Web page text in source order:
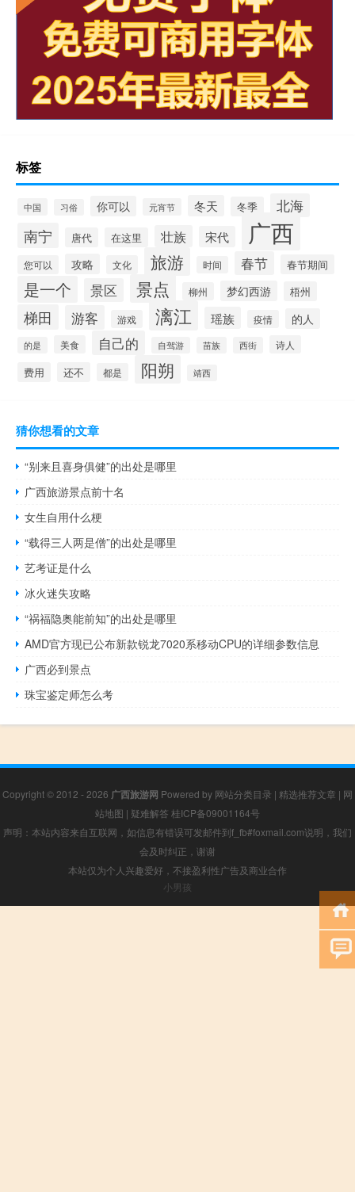
标签
中国 习俗 你可以 元宵节 冬天 冬季 北海
南宁 唐代 在这里 壮族 宋代 广西
您可以 攻略 文化 旅游 时间 春节 春节期间
是一个 景区 景点 柳州 梦幻西游 梧州
梯田 游客 游戏 漓江 瑶族 疫情 的人
的是 美食 自己的 自驾游 苗族 西街 诗人
费用 还不 都是 阳朔 靖西
猜你想看的文章
“别来且喜身俱健”的出处是哪里
广西旅游景点前十名
女生自用什么梗
“载得三人两是僧”的出处是哪里
艺考证是什么
冰火迷失攻略
“祸福隐奥能前知”的出处是哪里
AMD官方现已公布新款锐龙7020系移动CPU的详细参数信息
广西必到景点
珠宝鉴定师怎么考
Copyright © 2012 - 2026 广西旅游网 Powered by 网站分类目录 | 精选推荐文章 | 网
站地图 | 疑难解答 桂ICP备09001164号
声明：本站内容来自互联网，如信息有错误可发邮件到f_fb#foxmail.com说明，我们
会及时纠正，谢谢
本站仅为个人兴趣爱好，不接盈利性广告及商业合作
小男孩